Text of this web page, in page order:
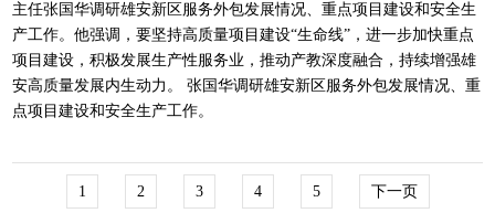
主任张国华调研雄安新区服务外包发展情况、重点项目建设和安全生
产工作。他强调，要坚持高质量项目建设“生命线”，进一步加快重点
项目建设，积极发展生产性服务业，推动产教深度融合，持续增强雄
安高质量发展内生动力。 张国华调研雄安新区服务外包发展情况、重
点项目建设和安全生产工作。
1 2 3 4 5 下一页